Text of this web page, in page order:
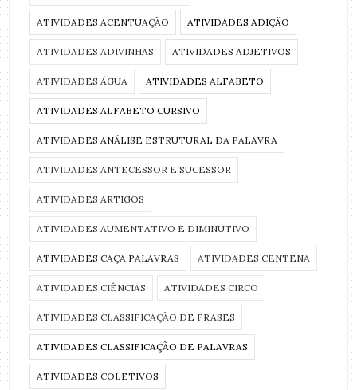
ATIVIDADES ACENTUAÇÃO ATIVIDADES ADIÇÃO
ATIVIDADES ADIVINHAS ATIVIDADES ADJETIVOS
ATIVIDADES ÁGUA ATIVIDADES ALFABETO
ATIVIDADES ALFABETO CURSIVO
ATIVIDADES ANÁLISE ESTRUTURAL DA PALAVRA
ATIVIDADES ANTECESSOR E SUCESSOR
ATIVIDADES ARTIGOS
ATIVIDADES AUMENTATIVO E DIMINUTIVO
ATIVIDADES CAÇA PALAVRAS ATIVIDADES CENTENA
ATIVIDADES CIÊNCIAS ATIVIDADES CIRCO
ATIVIDADES CLASSIFICAÇÃO DE FRASES
ATIVIDADES CLASSIFICAÇÃO DE PALAVRAS
ATIVIDADES COLETIVOS